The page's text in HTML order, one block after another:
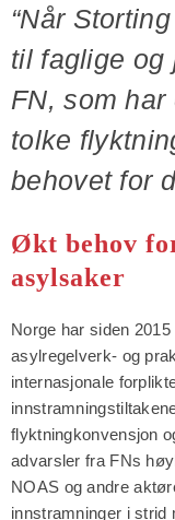
“Når
til faglige og
FN, som
tolke
behovet for
Økt behov
asylsaker
Norge har siden
asylregelverk- og
internasjonale
flyktningkonvensjon
advarsler fra FNs
NOAS og andre
innstramninger i strid